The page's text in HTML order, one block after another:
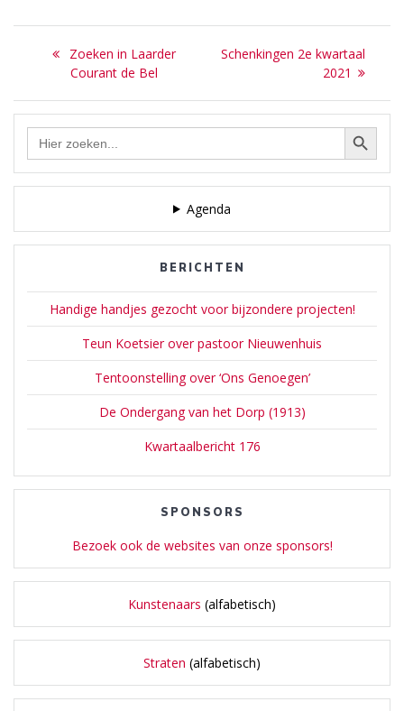
Bericht
navigatie
Previous
post:
Zoeken in Laarder
Courant de Bel
Next
Schenkingen 2e kwartaal
2021
Zoek Zoekknop
Agenda
BERICHTEN
Handige handjes gezocht voor bijzondere projecten!
Teun Koetsier over pastoor Nieuwenhuis
Tentoonstelling over ‘Ons Genoegen’
De Ondergang van het Dorp (1913)
Kwartaalbericht 176
SPONSORS
Bezoek ook de websites van onze sponsors!
Kunstenaars (alfabetisch)
Straten (alfabetisch)